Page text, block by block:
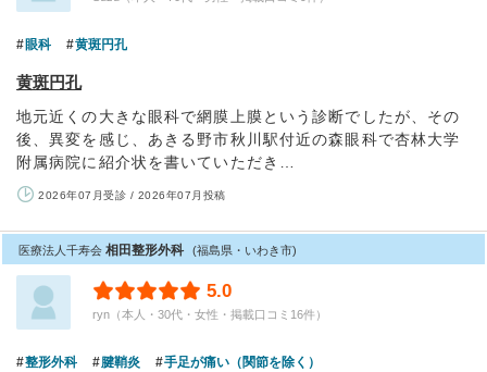
眼科 黄斑円孔
黄斑円孔
地元近くの大きな眼科で網膜上膜という診断でしたが、その
後、異変を感じ、あきる野市秋川駅付近の森眼科で杏林大学
附属病院に紹介状を書いていただき…
2026年07月受診 / 2026年07月投稿
医療法人千寿会 相田整形外科 (福島県・いわき市)
5.0
ryn（本人・30代・女性・掲載口コミ16件）
整形外科 腱鞘炎 手足が痛い（関節を除く）